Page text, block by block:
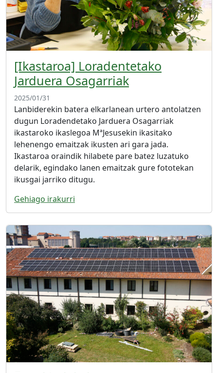
[Ikastaroa] Loradentetako
Jarduera Osagarriak
2025/01/31
Lanbiderekin batera elkarlanean urtero antolatzen
dugun Loradendetako Jarduera Osagarriak
ikastaroko ikaslegoa MªJesusekin ikasitako
lehenengo emaitzak ikusten ari gara jada.
Ikastaroa oraindik hilabete pare batez luzatuko
delarik, egindako lanen emaitzak gure fototekan
ikusgai jarriko ditugu.
Gehiago irakurri